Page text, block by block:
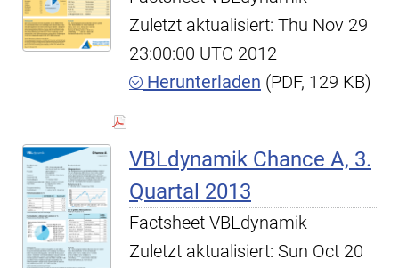
Zuletzt aktualisiert: Thu Nov 29
23:00:00 UTC 2012
Herunterladen (PDF, 129 KB)
VBLdynamik Chance A, 3.
Quartal 2013
Factsheet VBLdynamik
Zuletzt aktualisiert: Sun Oct 20